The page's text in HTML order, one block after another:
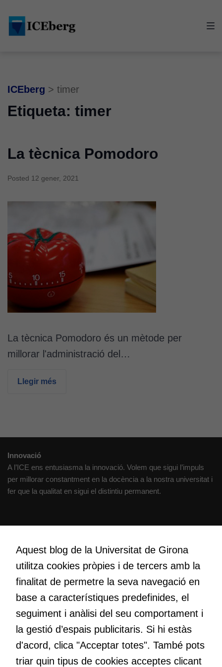
main
content
footer
ICEberg > timer
Etiqueta: timer
La tècnica Pomodoro
Posted 12 gener, 2021
La tècnica Pomodoro és un mètode per
millorar l'administració del…
Llegir més
Innovació
A l’ICE ens entusiasma la innovació. Volem que sigui l’impuls
per millorar constantment en la docència a la nostra universitat i
fer que la qualitat en sigui el distintiu permanent.
Volem crear espais de reflexió i de debat, espais on qüestionar-
nos el que estem fent, atrevir-nos a pensar noves i millors
maneres de fer-ho i generar plegats idees innovadores.
Educació
transformació. Volem contribuir a millorar-la impulsant
metodologies docents actives i ambients d’aprenentatge
dinàmics.
Aquest blog de la Universitat de Girona
utilitza cookies pròpies i de tercers amb la
finalitat de permetre la seva navegació en
base a característiques predefinides, el
seguiment i anàlisi del seu comportament i
la gestió d’espais publicitaris. Si hi estàs
d'acord, clica "Acceptar totes". També pots
triar quin tipus de cookies acceptes clicant